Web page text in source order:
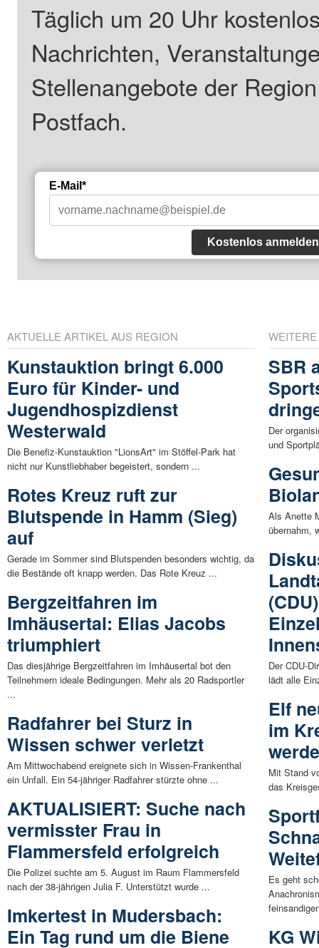
Täglich um 20 Uhr
Nachrichten,
Stellenangebote der
Postfach.
E-Mail*
Kostenlos anmelden
AKTUELLE ARTIKEL AUS REGION
Kunstauktion bringt 6.000
Euro für Kinder- und
Jugendhospizdienst
Westerwald
Die Benefiz-Kunstauktion "LionsArt" im Stöffel-Park hat
nicht nur Kunstliebhaber begeistert, sondern ...
Rotes Kreuz ruft zur
Blutspende in Hamm (Sieg)
auf
Gerade im Sommer sind Blutspenden besonders wichtig, da
die Bestände oft knapp werden. Das Rote Kreuz ...
Bergzeitfahren im
Imhäusertal: Elias Jacobs
triumphiert
Das diesjährige Bergzeitfahren im Imhäusertal bot den
Teilnehmern ideale Bedingungen. Mehr als 20 Radsportler
...
Radfahrer bei Sturz in
Wissen schwer verletzt
Am Mittwochabend ereignete sich in Wissen-Frankenthal
ein Unfall. Ein 54-jähriger Radfahrer stürzte ohne ...
AKTUALISIERT: Suche nach
vermisster Frau in
Flammersfeld erfolgreich
Die Polizei suchte am 5. August im Raum Flammersfeld
nach der 38-jährigen Julia F. Unterstützt wurde ...
Imkertest in Mudersbach:
Ein Tag rund um die Biene
SBR
Der
und
Als Anette
übernahm,
Der CDU-
lädt alle
Elf
im
Mit Stand
das
Es geht
KG